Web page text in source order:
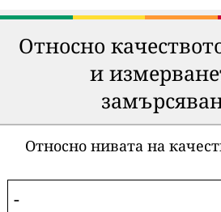
Относно
и
Относно нивата на
-